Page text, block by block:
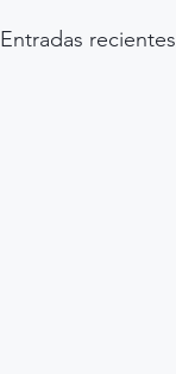
Entradas recientes